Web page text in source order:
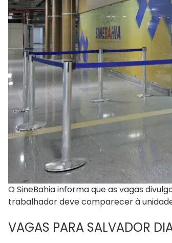
O SineBahia informa que as vagas
trabalhador deve comparecer à
VAGAS PARA SALVADOR